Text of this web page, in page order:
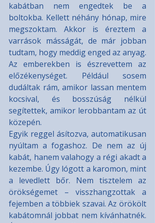
kabátban nem engedtek be a
boltokba. Kellett néhány hónap, mire
megszoktam. Akkor is éreztem a
varrások másságát, de már jobban
tudtam, hogy meddig enged az anyag.
Az emberekben is észrevettem az
előzékenységet. Például sosem
dudáltak rám, amikor lassan mentem
kocsival, és bosszúság nélkül
segítettek, amikor lerobbantam az út
közepén.
Egyik reggel ásítozva, automatikusan
nyúltam a fogashoz. De nem az új
kabát, hanem valahogy a régi akadt a
kezembe. Úgy lógott a karomon, mint
a levedlett bőr. Nem tisztelem az
örökségemet – visszhangzottak a
fejemben a többiek szavai. Az örökölt
kabátomnál jobbat nem kívánhatnék.